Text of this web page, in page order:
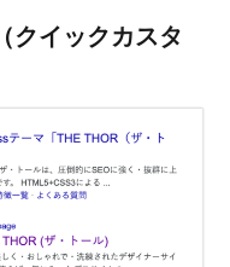
イックカスタ